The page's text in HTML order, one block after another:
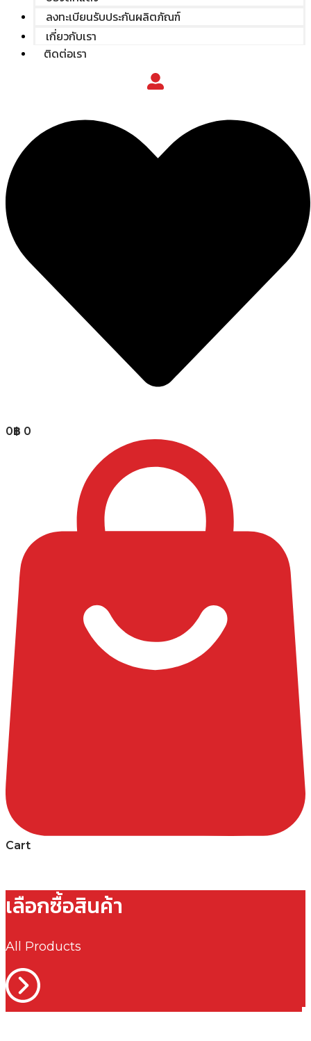
ลงทะเบียนรับประกันผลิตภัณฑ์
เกี่ยวกับเรา
ติดต่อเรา
0฿ 0
Cart
เลือกซื้อสินค้า
All Products